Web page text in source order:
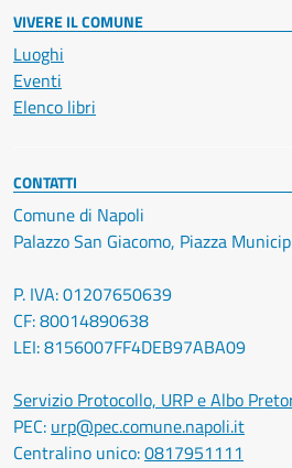
VIVERE IL COMUNE
Luoghi
Eventi
Elenco libri
CONTATTI
Comune di Napoli
Palazzo San Giacomo, Piazza
P. IVA: 01207650639
CF: 80014890638
LEI: 8156007FF4DEB97ABA09
Servizio Protocollo, URP e Albo
PEC: urp@pec.comune.napoli.it
Centralino unico:0817951111